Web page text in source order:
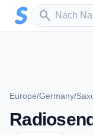
Zum Hauptinhalt
search
Sender suchen
Europe/Germany/